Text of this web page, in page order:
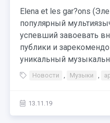
Elena et les gar?ons
популярный
успевший завоевать
публики и
уникальный
Новости , Музыки ,
13.11.19